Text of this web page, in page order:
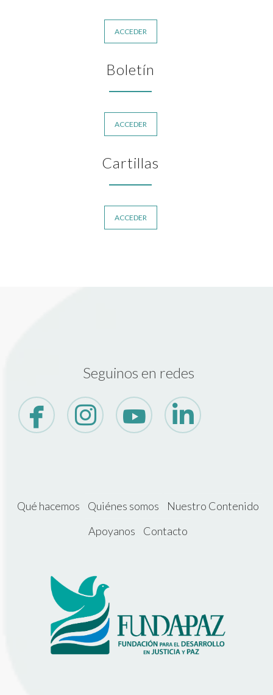
ACCEDER
Boletín
ACCEDER
Cartillas
ACCEDER
Seguinos en redes
Qué hacemos Quiénes somos
Nuestro Contenido
Apoyanos
Contacto